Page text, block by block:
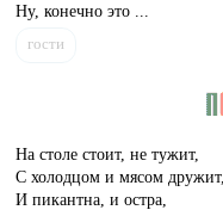
Ну, конечно это ...
гости
На столе стоит, не тужит,
С холодцом и мясом дружит,
И пикантна, и остра,